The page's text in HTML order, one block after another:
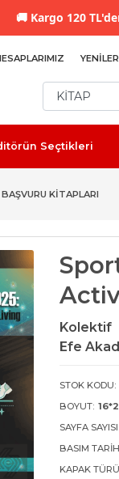
🚚 Kargo 120
YENILER
Seçtikleri
BAŞVURU KITAPLARI
Kolektif
Efe
STOK KODU:
BOYUT:
SAYFA SAYISI:
BASIM
KAPAK